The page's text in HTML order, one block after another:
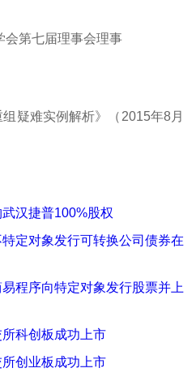
会第七届理事会理事
组疑难实例解析》（2015年8月
汉捷普100%股权
定对象发行可转换公司债券在
程序向特定对象发行股票并上
科创板成功上市
创业板成功上市